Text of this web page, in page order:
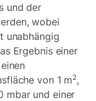
und der
wobei
unabhängig
Ergebnis einer
von 1 m2,
mbar und einer